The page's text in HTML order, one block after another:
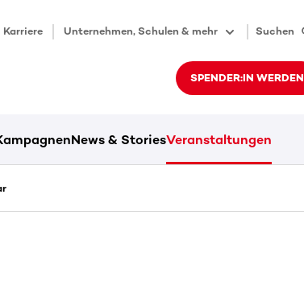
Karriere Unternehmen, Schulen & mehr Suchen
SPENDER:IN WERDEN
News & StoriesVeranstaltungen